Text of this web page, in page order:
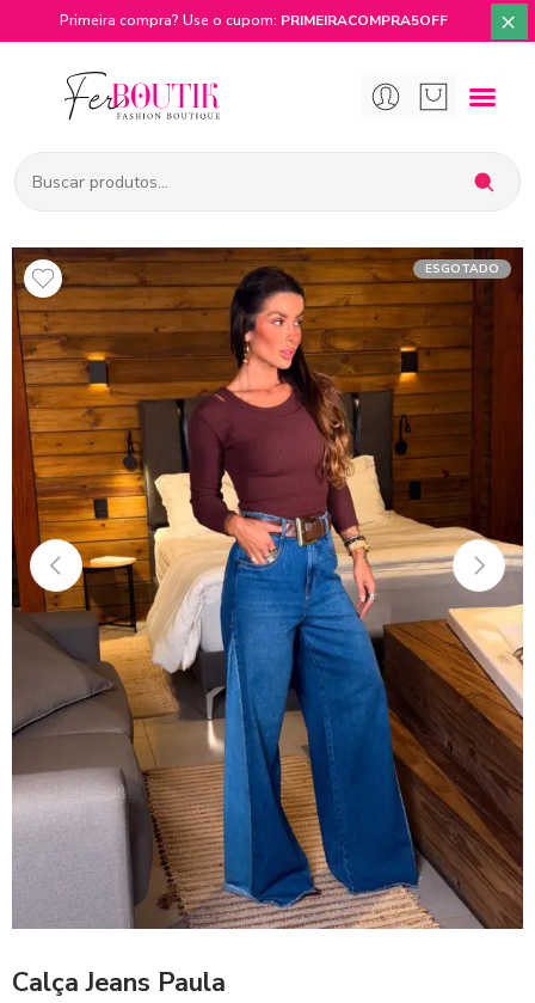
Primeira compra? Use o cupom: PRIMEIRACOMPRA5OFF ×
ESGOTADO
Calça Jeans Paula